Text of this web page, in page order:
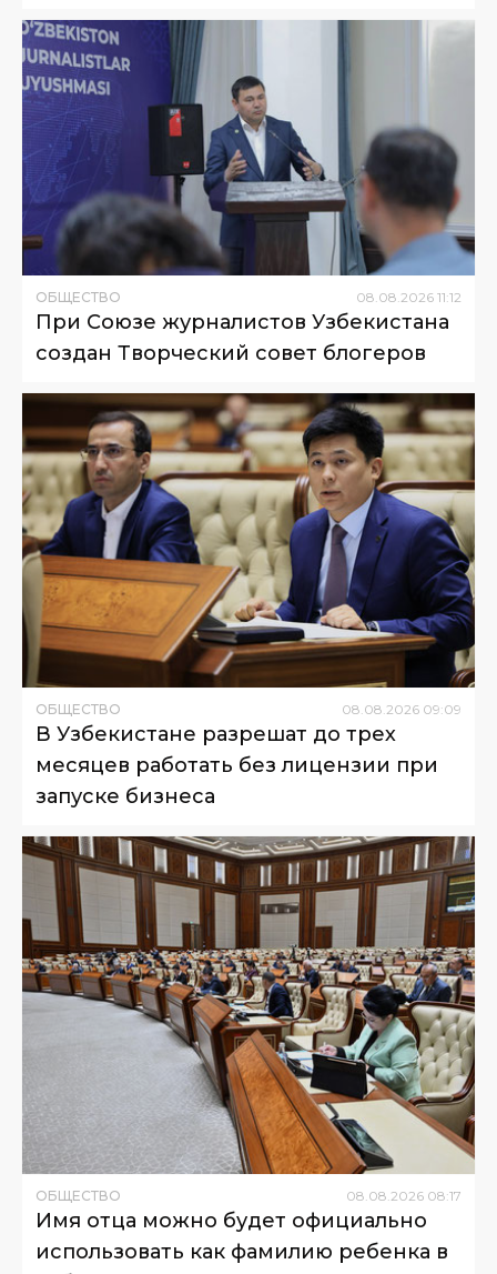
ОБЩЕСТВО 08 08 2026 11:12
При Союзе журналистов Узбекистана
создан Творческий совет блогеров
ОБЩЕСТВО 08 08 2026 09:09
В Узбекистане разрешат до трех
месяцев работать без лицензии при
запуске бизнеса
ОБЩЕСТВО 08 08 2026 08:17
Имя отца можно будет официально
использовать как фамилию ребенка в